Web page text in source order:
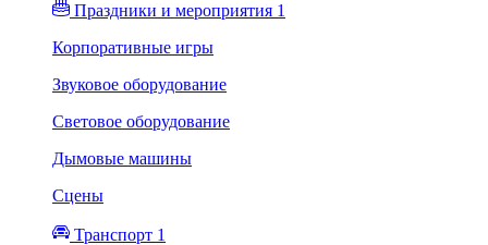
Праздники и мероприятия 1
Корпоративные игры
Звуковое оборудование
Световое оборудование
Дымовые машины
Сцены
Транспорт 1